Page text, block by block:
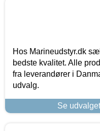
Hos Marineudstyr.dk
bedste kvalitet. Alle
fra leverandører i
udvalg.
Se